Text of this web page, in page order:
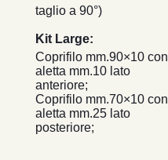
taglio a 90°)
Kit Large:
Coprifilo mm.90×10 con
aletta mm.10 lato
anteriore;
Coprifilo mm.70×10 con
aletta mm.25 lato
posteriore;